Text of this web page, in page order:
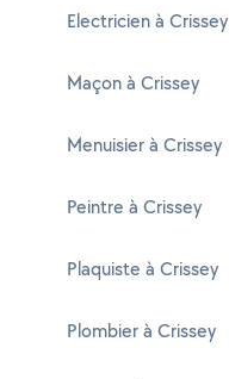
Electricien à Crissey
Maçon à Crissey
Menuisier à Crissey
Peintre à Crissey
Plaquiste à Crissey
Plombier à Crissey